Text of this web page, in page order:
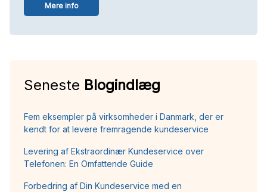
Mere info
Seneste Blogindlæg
Fem eksempler på virksomheder i Danmark, der er
kendt for at levere fremragende kundeservice
Levering af Ekstraordinær Kundeservice over
Telefonen: En Omfattende Guide
Forbedring af Din Kundeservice med en